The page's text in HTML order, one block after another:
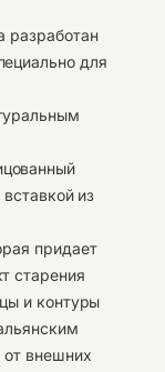
разработан
для
из
придает
старения
и контуры
от внешних